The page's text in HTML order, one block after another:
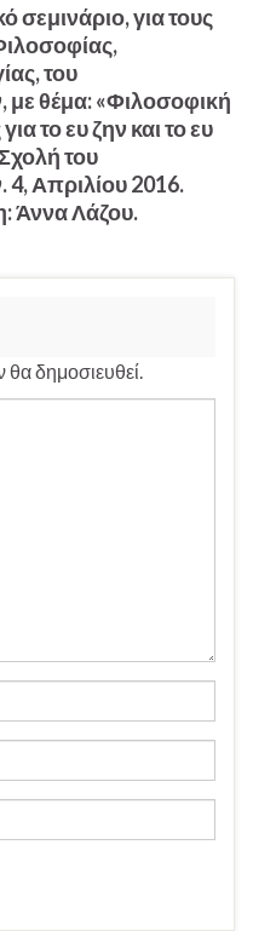
σεμινάριο, για τους
του
θέμα: «Φιλοσοφική
το ευ ζην και το ευ
του
Απριλίου 2016.
Άννα Λάζου.
δημοσιευθεί.